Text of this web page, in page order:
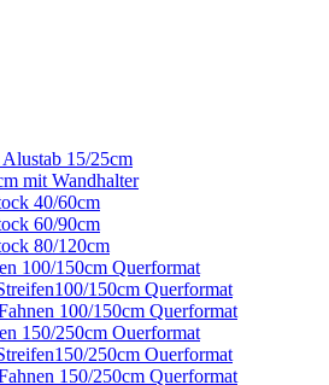
15/25cm
mit Wandhalter
40/60cm
60/90cm
80/120cm
100/150cm Querformat
150cm Querformat
100/150cm Querformat
150/250cm Ouerformat
250cm Ouerformat
150/250cm Querformat